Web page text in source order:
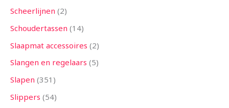
Scheerlijnen 2
Schoudertassen 14
Slaapmat accessoires 2
Slangen en regelaars 5
Slapen 351
Slippers 54